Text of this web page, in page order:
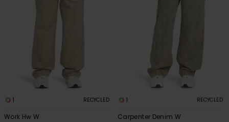
1 RECYCLED
Work Hw W
1 RECYCLED
Carpenter Denim W